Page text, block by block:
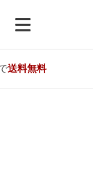
送料無料